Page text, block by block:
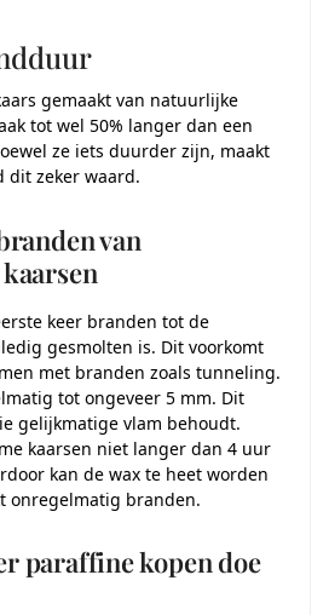
gemaakt van natuurlijke
tot wel 50% langer dan een
ze iets duurder zijn, maakt
zeker waard.
van
keer branden tot de
gesmolten is. Dit voorkomt
met branden zoals tunneling.
tot ongeveer 5 mm. Dit
gelijkmatige vlam behoudt.
kaarsen niet langer dan 4 uur
kan de wax te heet worden
onregelmatig branden.
paraffine kopen doe